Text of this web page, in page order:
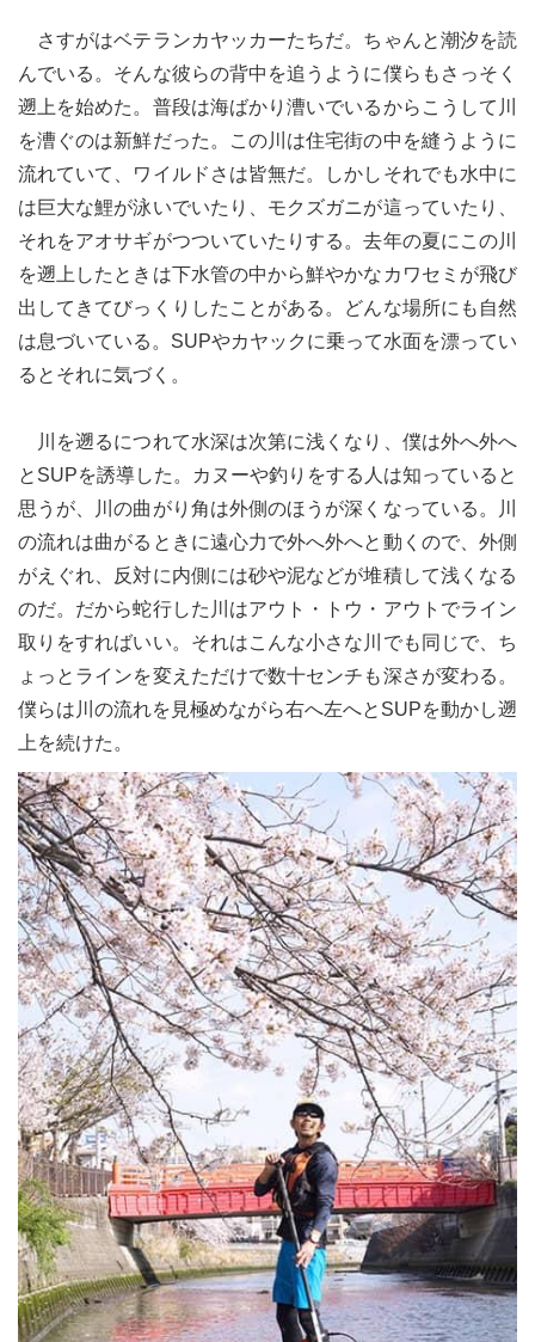
さすがはベテランカヤッカーたちだ。ちゃんと潮汐を読
んでいる。そんな彼らの背中を追うように僕らもさっそく
遡上を始めた。普段は海ばかり漕いでいるからこうして川
を漕ぐのは新鮮だった。この川は住宅街の中を縫うように
流れていて、ワイルドさは皆無だ。しかしそれでも水中に
は巨大な鯉が泳いでいたり、モクズガニが這っていたり、
それをアオサギがつついていたりする。去年の夏にこの川
を遡上したときは下水管の中から鮮やかなカワセミが飛び
出してきてびっくりしたことがある。どんな場所にも自然
は息づいている。SUPやカヤックに乗って水面を漂ってい
るとそれに気づく。
川を遡るにつれて水深は次第に浅くなり、僕は外へ外へ
とSUPを誘導した。カヌーや釣りをする人は知っていると
思うが、川の曲がり角は外側のほうが深くなっている。川
の流れは曲がるときに遠心力で外へ外へと動くので、外側
がえぐれ、反対に内側には砂や泥などが堆積して浅くなる
のだ。だから蛇行した川はアウト・トウ・アウトでライン
取りをすればいい。それはこんな小さな川でも同じで、ち
ょっとラインを変えただけで数十センチも深さが変わる。
僕らは川の流れを見極めながら右へ左へとSUPを動かし遡
上を続けた。